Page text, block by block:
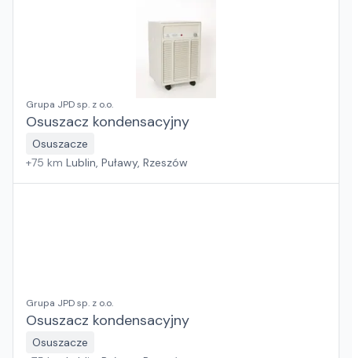
Grupa JPD sp. z o.o.
Osuszacz kondensacyjny
Osuszacze
+75 km Lublin, Puławy, Rzeszów
Grupa JPD sp. z o.o.
Osuszacz kondensacyjny
Osuszacze